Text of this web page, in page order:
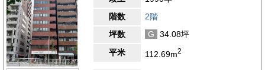
階数
2階
坪数
G
34.08坪
平米
112.69m2